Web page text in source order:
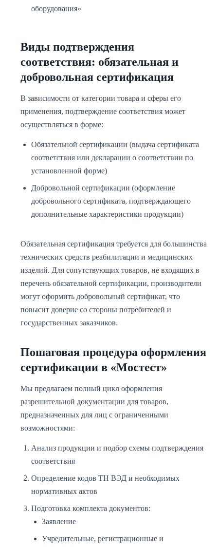
оборудования»
Виды подтверждения
соответствия: обязательная и
добровольная сертификация
В зависимости от категории товара и сферы его
применения, подтверждение соответствия может
осуществляться в форме:
Обязательной сертификации (выдача сертификата
соответствия или декларации о соответствии по
установленной форме)
Добровольной сертификации (оформление
добровольного сертификата, подтверждающего
дополнительные характеристики продукции)
Обязательная сертификация требуется для большинства
технических средств реабилитации и медицинских
изделий. Для сопутствующих товаров, не входящих в
перечень обязательной сертификации, производители
могут оформить добровольный сертификат, что
повысит доверие со стороны потребителей и
государственных заказчиков.
Пошаговая процедура оформления
сертификации в «Мостест»
Мы предлагаем полный цикл оформления
разрешительной документации для товаров,
предназначенных для лиц с ограниченными
возможностями:
Анализ продукции и подбор схемы подтверждения
соответствия
Определение кодов ТН ВЭД и необходимых
нормативных актов
Подготовка комплекта документов:
Заявление
Учредительные, регистрационные и